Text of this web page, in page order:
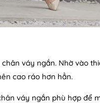
váy ngắn. Nhờ vào
cao ráo hơn hẳn.
váy ngắn phù hợp để